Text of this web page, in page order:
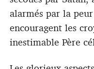
alarmés par la
encouragent les
inestimable Père